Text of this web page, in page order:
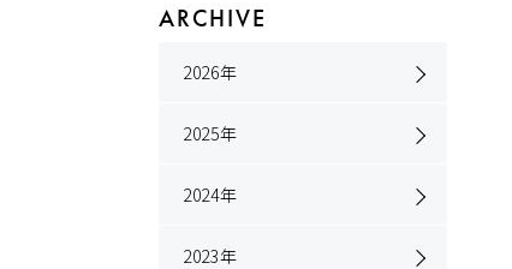
ARCHIVE
2026年
2025年
2024年
2023年